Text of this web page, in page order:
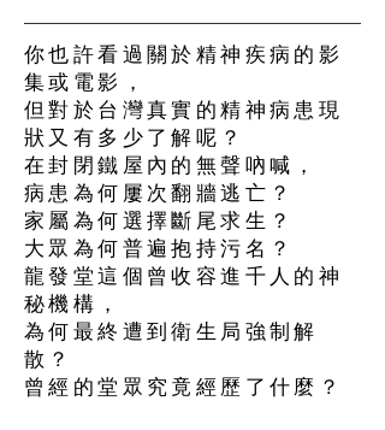
你也許看過關於精神疾病的影
集或電影，
但對於台灣真實的精神病患現
狀又有多少了解呢？⠀
在封閉鐵屋內的無聲吶喊，⠀
病患為何屢次翻牆逃亡？⠀
家屬為何選擇斷尾求生？⠀
大眾為何普遍抱持污名？⠀
龍發堂這個曾收容進千人的神
秘機構，⠀
為何最終遭到衛生局強制解
散？⠀
曾經的堂眾究竟經歷了什麼？